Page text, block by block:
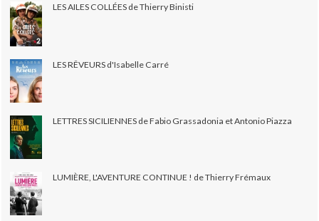
LES AILES COLLÉES de Thierry Binisti
LES RÊVEURS d'Isabelle Carré
LETTRES SICILIENNES de Fabio Grassadonia et Antonio Piazza
LUMIÈRE, L'AVENTURE CONTINUE ! de Thierry Frémaux